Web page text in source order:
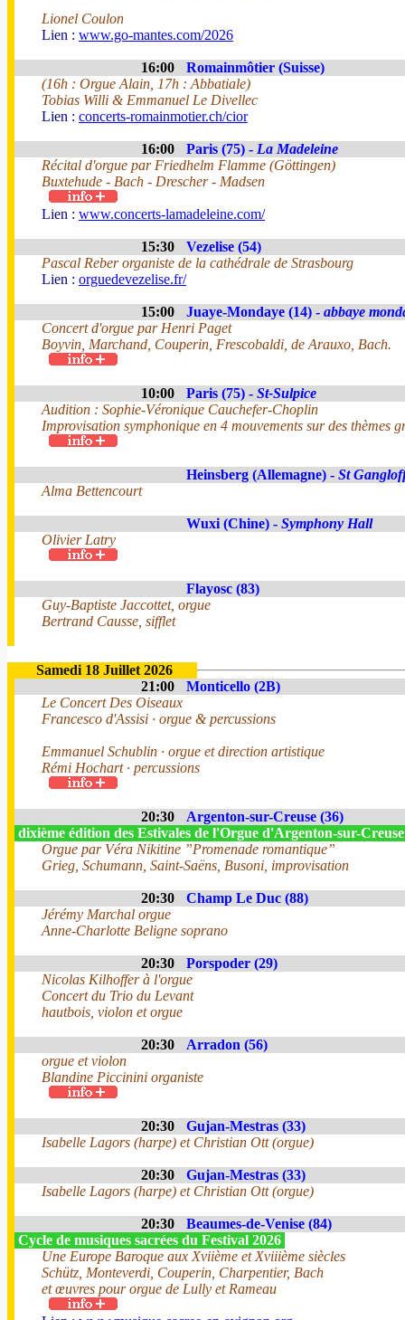
Lionel Coulon
Lien : www.go-mantes.com/2026
16:00
Romainmôtier (Suisse)
(16h : Orgue Alain, 17h : Abbatiale)
Tobias Willi & Emmanuel Le Divellec
Lien : concerts-romainmotier.ch/cior
16:00 Paris (75) - La Madeleine
Récital d'orgue par Friedhelm Flamme (Göttingen)
Buxtehude - Bach - Drescher - Madsen
Lien : www.concerts-lamadeleine.com/
15:30
Vezelise (54)
Pascal Reber organiste de la cathédrale de Strasbourg
Lien : orguedevezelise.fr/
15:00 Juaye-Mondaye (14) - abbaye
Concert d'orgue par Henri Paget
Boyvin, Marchand, Couperin, Frescobaldi, de Arauxo, Bach.
10:00 Paris (75) - St-Sulpice
Audition : Sophie-Véronique Cauchefer-Choplin
Improvisation symphonique en 4 mouvements sur des thèmes
Heinsberg (Allemagne) - St
Alma Bettencourt
Wuxi (Chine) - Symphony Hall
Olivier Latry
Flayosc (83)
Guy-Baptiste Jaccottet, orgue
Bertrand Causse, sifflet
Samedi 18 Juillet 2026
21:00
Monticello (2B)
Le Concert Des Oiseaux
Francesco d'Assisi · orgue & percussions
Emmanuel Schublin · orgue et direction artistique
Rémi Hochart · percussions
20:30
Argenton-sur-Creuse (36)
dixième édition des Estivales de l'Orgue d'Argenton-sur-
Orgue par Véra Nikitine ”Promenade romantique”
Grieg, Schumann, Saint-Saëns, Busoni, improvisation
20:30
Champ Le Duc (88)
Jérémy Marchal orgue
Anne-Charlotte Beligne soprano
20:30
Porspoder (29)
Nicolas Kilhoffer à l'orgue
Concert du Trio du Levant
hautbois, violon et orgue
20:30
Arradon (56)
orgue et violon
Blandine Piccinini organiste
20:30
Gujan-Mestras (33)
Isabelle Lagors (harpe) et Christian Ott (orgue)
20:30
Gujan-Mestras (33)
Isabelle Lagors (harpe) et Christian Ott (orgue)
20:30
Beaumes-de-Venise (84)
Cycle de musiques sacrées du Festival 2026
Une Europe Baroque aux Xviième et Xviiième siècles
Schütz, Monteverdi, Couperin, Charpentier, Bach
et œuvres pour orgue de Lully et Rameau